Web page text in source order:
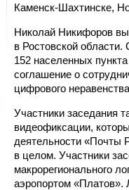
Каменск-Шахтинске,
Николай Никифоров
в Ростовской
152 населенных
соглашение о
цифрового
Участники заседания
видеофиксации,
деятельности «Почты
в целом. Участники
макрорегионального
аэропортом «Платов».